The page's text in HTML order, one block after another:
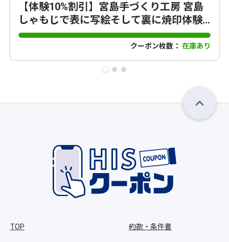
【体験10%割引】宮島手づくり工房 宮島
しゃもじで表に写絵そして裏に焼印体験
で宮島満喫！
クーポン枚数： 在庫あり
TOP 約款・条件書